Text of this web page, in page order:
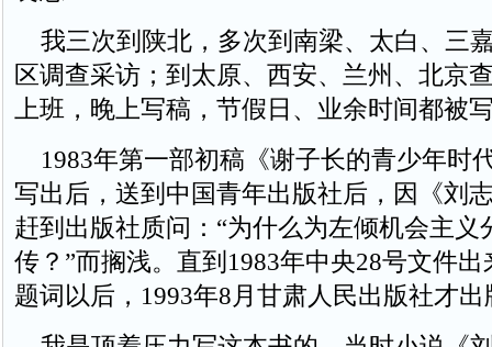
我三次到陕北，多次到南梁、太白、三
区调查采访；到太原、西安、兰州、北京
上班，晚上写稿，节假日、业余时间都被
1983年第一部初稿《谢子长的青少年时
写出后，送到中国青年出版社后，因《刘
赶到出版社质问：“为什么为左倾机会主义
传？”而搁浅。直到1983年中央28号文件出
题词以后，1993年8月甘肃人民出版社才出